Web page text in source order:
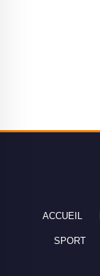
ACCUEIL
SPORT